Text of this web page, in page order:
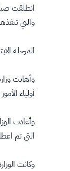
والتي
المرحلة
أولياء
وأعادت
التي تم
وكانت